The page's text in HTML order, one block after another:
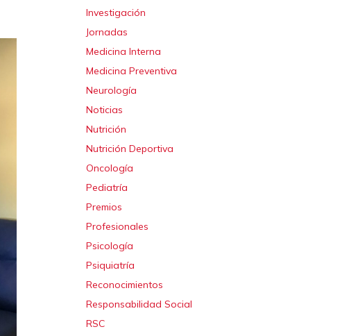
Investigación
Jornadas
Medicina Interna
Medicina Preventiva
Neurología
Noticias
Nutrición
Nutrición Deportiva
Oncología
Pediatría
Premios
Profesionales
Psicología
Psiquiatría
Reconocimientos
Responsabilidad Social
RSC